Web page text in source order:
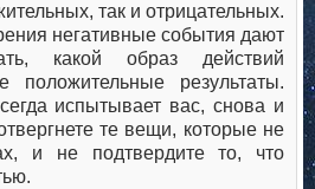
так и отрицательных.
негативные события дают
какой образ действий
положительные результаты.
испытывает вас, снова и
те вещи, которые не
и не подтвердите то, что